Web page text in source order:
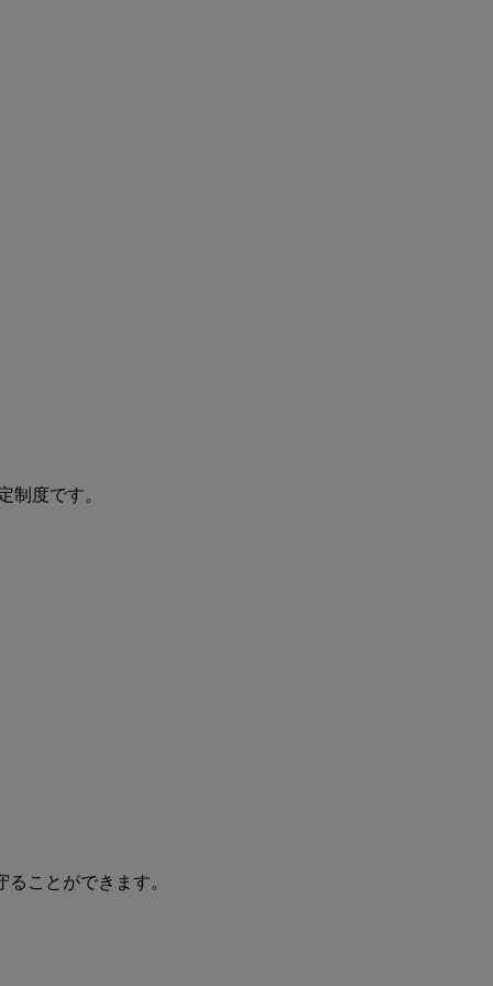
制度です。
ことができます。